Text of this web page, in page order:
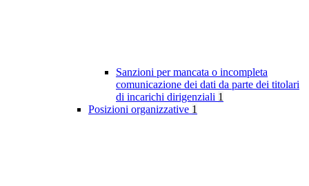
Sanzioni per mancata o incompleta
comunicazione dei dati da parte dei titolari
di incarichi dirigenziali 1
Posizioni organizzative 1